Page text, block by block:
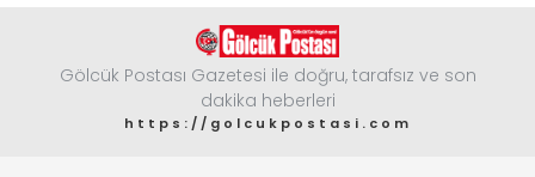
Gölcük Postası Gazetesi ile doğru, tarafsız ve son
dakika heberleri
https://golcukpostasi.com